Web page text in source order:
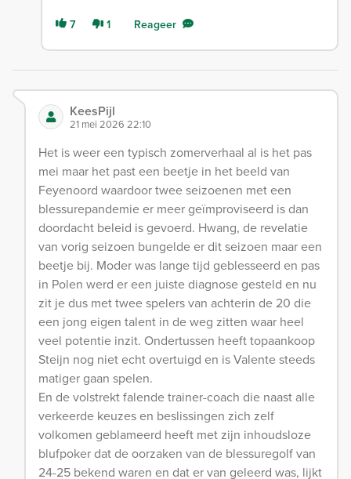
7 1 Reageer
KeesPijl
21 mei 2026 22:10
Het is weer een typisch zomerverhaal al is het pas
mei maar het past een beetje in het beeld van
Feyenoord waardoor twee seizoenen met een
blessurepandemie er meer geïmproviseerd is dan
doordacht beleid is gevoerd. Hwang, de revelatie
van vorig seizoen bungelde er dit seizoen maar een
beetje bij. Moder was lange tijd geblesseerd en pas
in Polen werd er een juiste diagnose gesteld en nu
zit je dus met twee spelers van achterin de 20 die
een jong eigen talent in de weg zitten waar heel
veel potentie inzit. Ondertussen heeft topaankoop
Steijn nog niet echt overtuigd en is Valente steeds
matiger gaan spelen.
En de volstrekt falende trainer-coach die naast alle
verkeerde keuzes en beslissingen zich zelf
volkomen geblameerd heeft met zijn inhoudsloze
blufpoker dat de oorzaken van de blessuregolf van
24-25 bekend waren en dat er van geleerd was, lijkt